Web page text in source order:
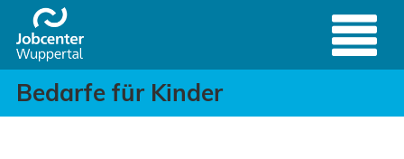
Zum Hauptinhalt springen
Bedarfe für Kinder -
Header
Bedarfe für Kinder